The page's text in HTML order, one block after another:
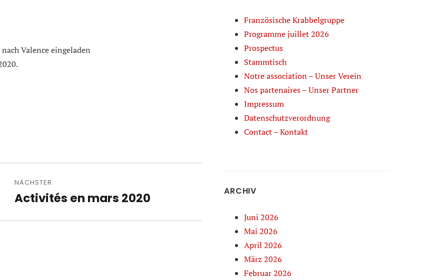
Valence eingeladen
NÄCHSTER
Nächster
Activités en mars 2020
Französische Krabbelgruppe
Programme juillet 2026
Prospectus
Stammtisch
Notre association – Unser Verein
Nos partenaires – Unser Partner
Impressum
Datenschutzverordnung
Contact – Kontakt
ARCHIV
Juni 2026
Mai 2026
April 2026
März 2026
Februar 2026